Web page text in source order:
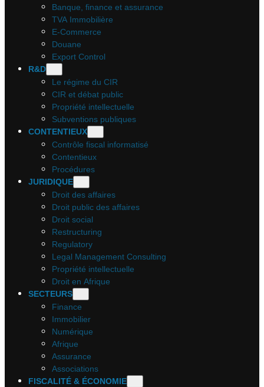
Banque, finance et assurance
TVA Immobilière
E-Commerce
Douane
Export Control
R&D
Le régime du CIR
CIR et débat public
Propriété intellectuelle
Subventions publiques
CONTENTIEUX
Contrôle fiscal informatisé
Contentieux
Procédures
JURIDIQUE
Droit des affaires
Droit public des affaires
Droit social
Restructuring
Regulatory
Legal Management Consulting
Propriété intellectuelle
Droit en Afrique
SECTEURS
Finance
Immobilier
Numérique
Afrique
Assurance
Associations
FISCALITÉ & ÉCONOMIE